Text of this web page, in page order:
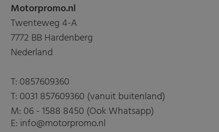
Motorpromo.nl
Twenteweg 4-A
7772 BB Hardenberg
Nederland
T: 0857609360
T: 0031 857609360 (vanuit buitenland)
M: 06 - 1588 8450 (Ook Whatsapp)
E: info@motorpromo.nl